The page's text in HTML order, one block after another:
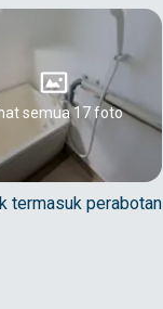
semua 17 foto
termasuk perabotan